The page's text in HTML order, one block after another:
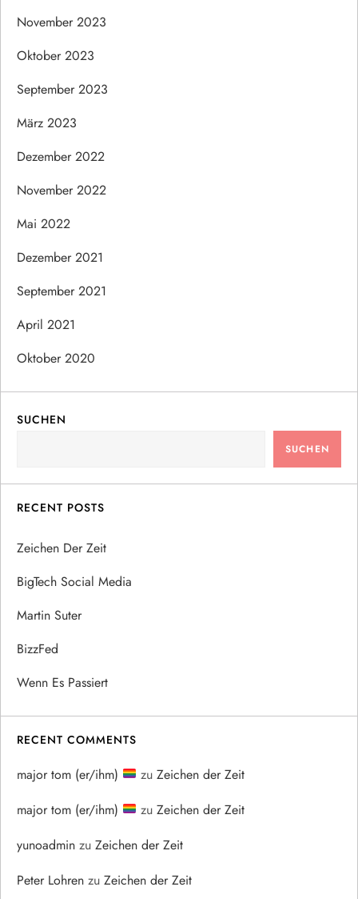
November 2023
Oktober 2023
September 2023
März 2023
Dezember 2022
November 2022
Mai 2022
Dezember 2021
September 2021
April 2021
Oktober 2020
SUCHEN
SUCHEN
RECENT POSTS
Zeichen Der Zeit
BigTech Social Media
Martin Suter
BizzFed
Wenn Es Passiert
RECENT COMMENTS
major tom (er/ihm) zuZeichen der Zeit
major tom (er/ihm)
zuZeichen der Zeit
yunoadmin zu Zeichen der Zeit
Peter Lohren zu Zeichen der Zeit